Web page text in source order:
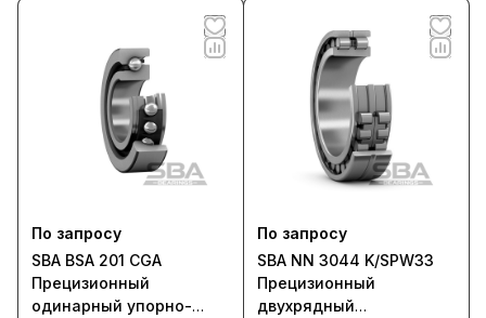
По запросу
SBA BSA 201 CGA
Прецизионный
одинарный упорно-
По запросу
SBA NN 3044 K/SPW33
Прецизионный
двухрядный